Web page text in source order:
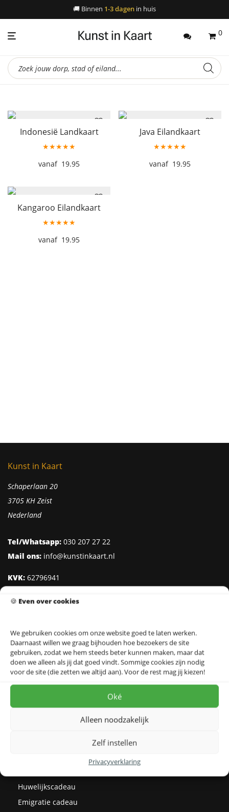
🍪 Even over cookies
We gebruiken cookies om onze website goed te laten werken.
Daarnaast willen we graag bijhouden hoe bezoekers de site
gebruiken, zodat we hem steeds beter kunnen maken, maar dat
doen we alleen als jij dat goed vindt. Sommige cookies zijn nodig
voor de site (die zetten we altijd aan). Voor de rest mag jij kiezen!
Oké
Alleen noodzakelijk
Zelf instellen
Privacyverklaring
🚚 Binnen 1-3 dagen in huis
0
Producten
zoeken
Indonesië Landkaart
★★★★★
19.95
Java Eilandkaart
★★★★★
19.95
Kangaroo Eilandkaart
★★★★★
19.95
Kunst in Kaart
Schaperlaan 20
3705 KH Zeist
Nederland
Tel/Whatsapp: 030 207 27 22
Mail ons: info@kunstinkaart.nl
KVK: 62796941
IBAN:NL95 INGB 0006 8527 18
Klantenservice
Over Kunst in Kaart
Prijzen
Huwelijkscadeau
Emigratie cadeau